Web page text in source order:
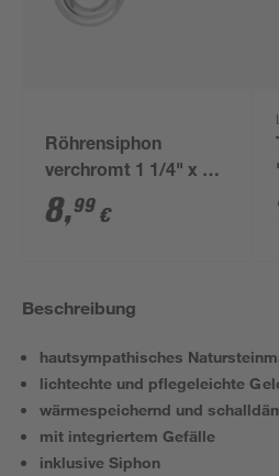
Röhrensiphon
verchromt 1 1/4" x 32
mm
8,99 €
Beschreibung
hautsympathisches
lichtechte und pflegeleichte
wärmespeichernd und
mit integriertem Gefälle
inklusive Siphon